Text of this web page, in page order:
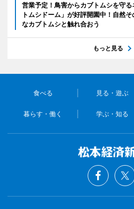
営業予定！鳥害からカブトムシを守
トムシドーム」が好評開園中！自然
なカブトムシと触れ合おう
もっと見る
食べる 見る・遊ぶ
暮らす・働く 学ぶ・知る